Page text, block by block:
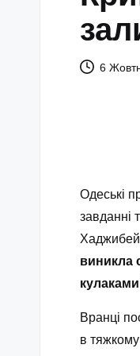
6
Одеські
завданні
виникла
Вранці
в